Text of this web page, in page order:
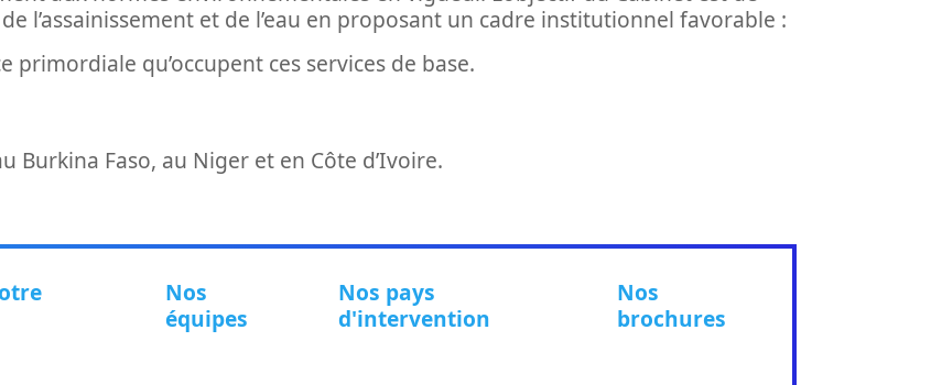
l’assainissement et de l’eau en proposant un cadre institutionnel favorable :
primordiale qu’occupent ces services de base.
Burkina Faso, au Niger et en Côte d’Ivoire.
Nos
équipes
Nos pays
d'intervention
Nos
brochures